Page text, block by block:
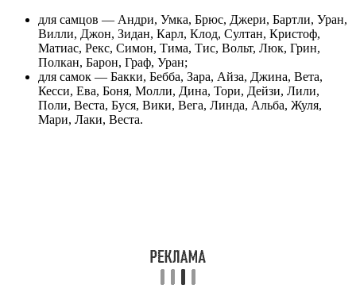
для самцов — Андри, Умка, Брюс, Джери, Бартли, Уран,
Вилли, Джон, Зидан, Карл, Клод, Султан, Кристоф,
Матиас, Рекс, Симон, Тима, Тис, Вольт, Люк, Грин,
Полкан, Барон, Граф, Уран;
для самок — Бакки, Бебба, Зара, Айза, Джина, Вета,
Кесси, Ева, Боня, Молли, Дина, Тори, Дейзи, Лили,
Поли, Веста, Буся, Вики, Вега, Линда, Альба, Жуля,
Мари, Лаки, Веста.